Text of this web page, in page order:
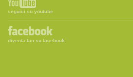
seguici su youtube
diventa fan su facebook